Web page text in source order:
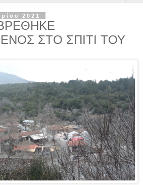
2021
ΣΤΟ ΣΠΙΤΙ ΤΟΥ